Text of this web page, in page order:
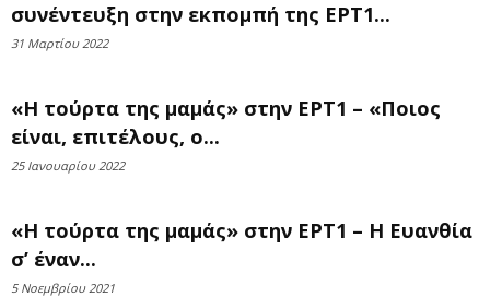
συνέντευξη στην εκπομπή της ΕΡΤ1...
31 Μαρτίου 2022
«Η τούρτα της μαμάς» στην ΕΡΤ1 – «Ποιος
είναι, επιτέλους, ο...
25 Ιανουαρίου 2022
«Η τούρτα της μαμάς» στην ΕΡΤ1 – Η Ευανθία
σ’ έναν...
5 Νοεμβρίου 2021